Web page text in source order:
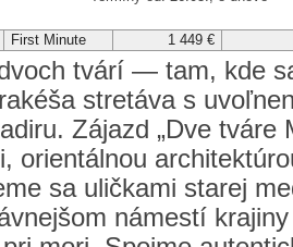
First Minute 1 449 €
tvárí — tam, kde
stretáva s
Zájazd „Dve tváre
orientálnou
sa uličkami starej
námestí